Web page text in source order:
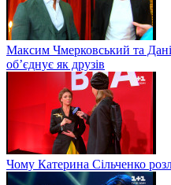
Максим Чмерковський та
об’єднує як друзів
Чому Катерина Сільченко